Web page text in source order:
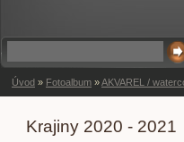
Úvod » Fotoalbum »AKVAREL /
Krajiny 2020 - 2021